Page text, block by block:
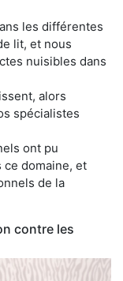
les différentes
lit, et nous
nuisibles dans
alors
spécialistes
ont pu
domaine, et
de la
contre les